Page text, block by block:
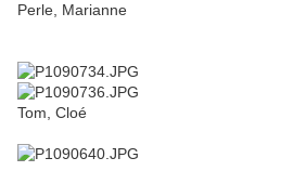
Perle, Marianne
Tom, Cloé